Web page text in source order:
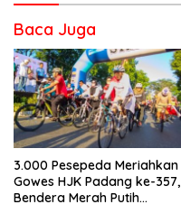
Baca Juga
3.000 Pesepeda Meriahkan
Gowes HJK Padang ke-357,
Bendera Merah Putih